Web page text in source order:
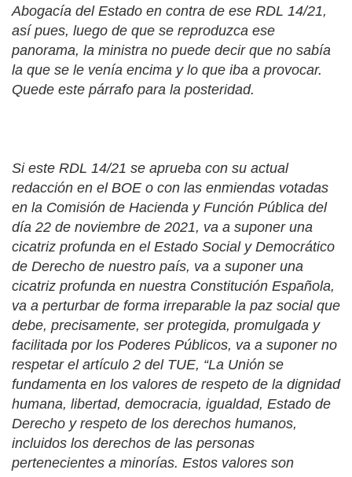
Abogacía del Estado en contra de ese RDL 14/21,
así pues, luego de que se reproduzca ese
panorama, la ministra no puede decir que no sabía
la que se le venía encima y lo que iba a provocar.
Quede este párrafo para la posteridad.
Si este RDL 14/21 se aprueba con su actual
redacción en el BOE o con las enmiendas votadas
en la Comisión de Hacienda y Función Pública del
día 22 de noviembre de 2021, va a suponer una
cicatriz profunda en el Estado Social y Democrático
de Derecho de nuestro país, va a suponer una
cicatriz profunda en nuestra Constitución Española,
va a perturbar de forma irreparable la paz social que
debe, precisamente, ser protegida, promulgada y
facilitada por los Poderes Públicos, va a suponer no
respetar el artículo 2 del TUE, “La Unión se
fundamenta en los valores de respeto de la dignidad
humana, libertad, democracia, igualdad, Estado de
Derecho y respeto de los derechos humanos,
incluidos los derechos de las personas
pertenecientes a minorías. Estos valores son